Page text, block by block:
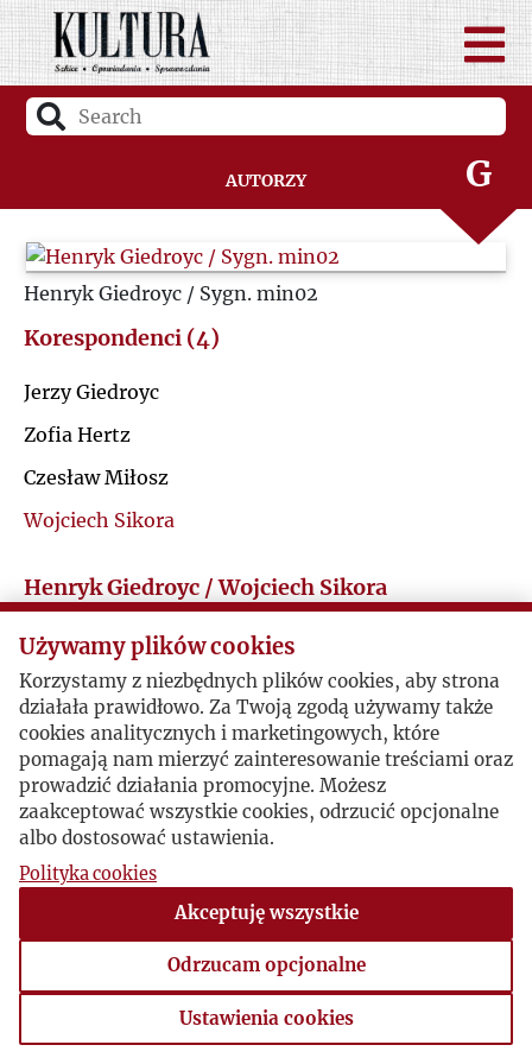
Autorzy
D
F
G
H
N
O
P
Q
R
Henryk Giedroyc / Sygn. min02
Korespondenci (4)
Jerzy Giedroyc
Zofia Hertz
Czesław Miłosz
Wojciech Sikora
Henryk Giedroyc / Wojciech Sikora
O Jerzym Bonieckim
2003-09-26 , Wojciech Sikora
Mail zawiera opis odchodzenia i kopię mowy
pogrzebowej Jerzego Bonieckiego.
Używamy plików cookies
Korzystamy z niezbędnych plików cookies, aby strona
działała prawidłowo. Za Twoją zgodą używamy także
cookies analitycznych i marketingowych, które
pomagają nam mierzyć zainteresowanie treściami oraz
prowadzić działania promocyjne. Możesz
zaakceptować wszystkie cookies, odrzucić opcjonalne
albo dostosować ustawienia.
Polityka cookies
Akceptuję wszystkie
Odrzucam opcjonalne
Ustawienia cookies
Ustawienia cookies